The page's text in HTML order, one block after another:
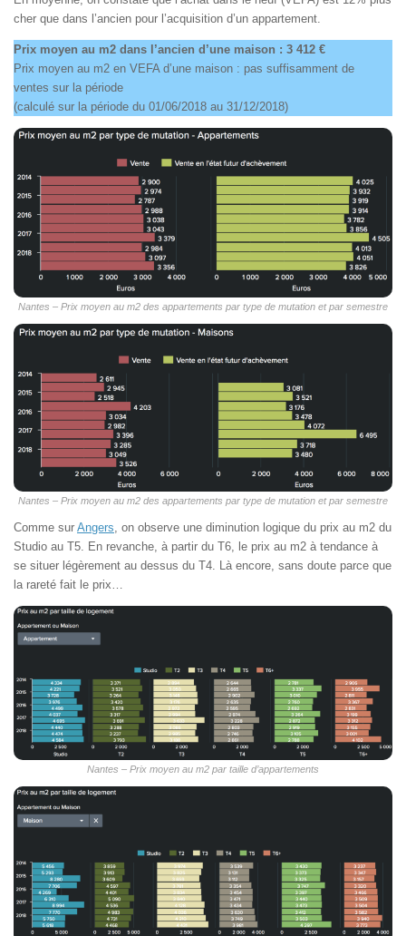
cher que dans l’ancien pour l’acquisition d’un appartement.
Prix moyen au m2 dans l’ancien d’une maison : 3 412 €
Prix moyen au m2 en VEFA d’une maison : pas suffisamment de
ventes sur la période
(calculé sur la période du 01/06/2018 au 31/12/2018)
Nantes – Prix moyen au m2 des appartements par type de mutation et par semestre
Nantes – Prix moyen au m2 des appartements par type de mutation et par semestre
Comme sur Angers , on observe une diminution logique du prix au m2 du
Studio au T5. En revanche, à partir du T6, le prix au m2 à tendance à
se situer légèrement au dessus du T4. Là encore, sans doute parce que
la rareté fait le prix…
Nantes – Prix moyen au m2 par taille d’appartements